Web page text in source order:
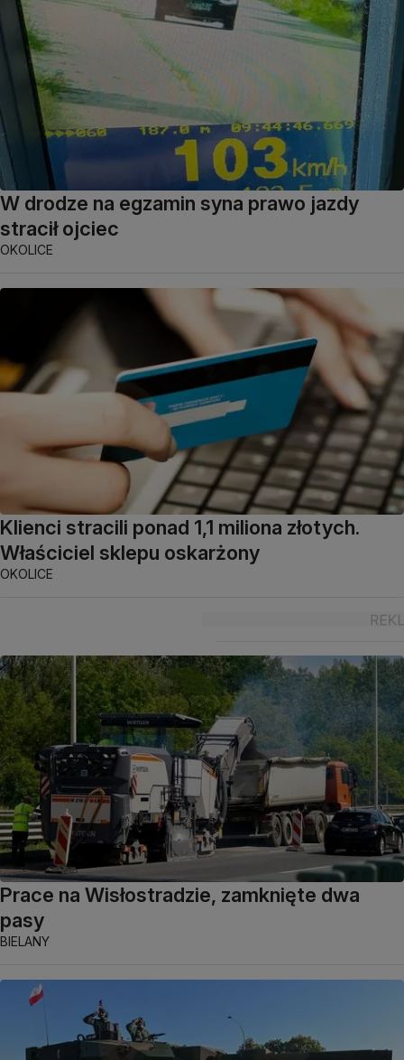
W drodze na egzamin syna prawo jazdy
stracił ojciec
OKOLICE
Klienci stracili ponad 1,1 miliona złotych.
Właściciel sklepu oskarżony
OKOLICE
Prace na Wisłostradzie, zamknięte dwa
pasy
BIELANY